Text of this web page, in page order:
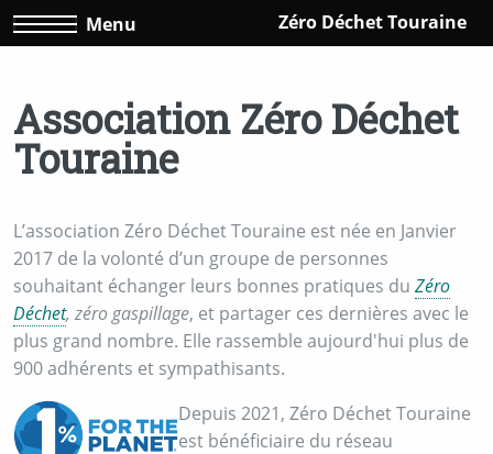
Menu Zéro Déchet Touraine
Association Zéro Déchet
Touraine
L’association Zéro Déchet Touraine est née en Janvier
2017 de la volonté d’un groupe de personnes
souhaitant échanger leurs bonnes pratiques du Zéro
Déchet, zéro gaspillage, et partager ces dernières avec le
plus grand nombre. Elle rassemble aujourd'hui plus de
900 adhérents et sympathisants.
Depuis 2021, Zéro Déchet Touraine
est bénéficiaire du réseau